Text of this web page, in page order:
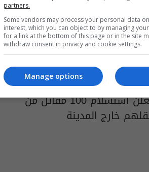
التحالف الدولي يعلن استسلام 100 مقاتل من
خارج المدينة
partners.
Some vendors may process your personal data
interest, which you can object to by managing
for a link at the bottom of this page or in the site
withdraw consent in privacy and cookie settings.
Manage options